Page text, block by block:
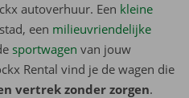
autoverhuur. Een kleine
een milieuvriendelijke
sportwagen van jouw
Rental vind je de wagen die
vertrek zonder zorgen.